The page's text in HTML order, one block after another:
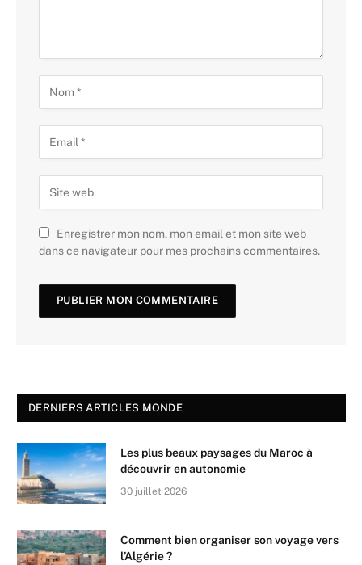
Enregistrer mon nom, mon email et mon site web
dans ce navigateur pour mes prochains commentaires.
DERNIERS ARTICLES MONDE
Les plus beaux paysages du Maroc à
découvrir en autonomie
30 juillet 2026
Comment bien organiser son voyage vers
l’Algérie ?